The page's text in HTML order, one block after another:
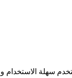
سهلة